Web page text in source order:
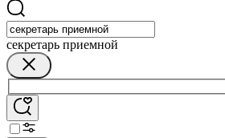
секретарь приемной